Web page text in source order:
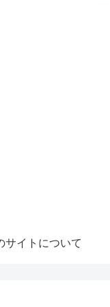
サイトについて